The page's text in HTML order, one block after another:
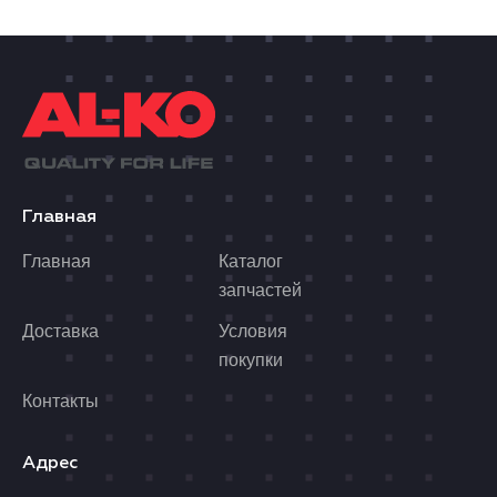
Главная
Главная
Каталог
запчастей
Доставка
Условия
покупки
Контакты
Адрес